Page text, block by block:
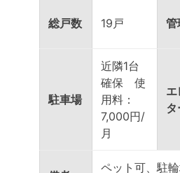
総戸数 19戸 管
駐車場
近隣1台
確保 使
用料：
7,000円/
月
ペット可、駐